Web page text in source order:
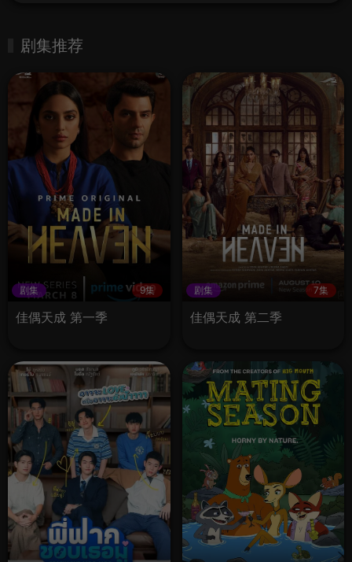
剧集推荐
剧集 9集
佳偶天成 第一季
剧集 7集
佳偶天成 第二季